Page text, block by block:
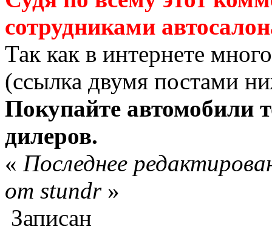
сотрудниками
Так как в интернете
(ссылка двумя постами
Покупайте автомобили
дилеров.
« Последнее
от stundr »
Записан